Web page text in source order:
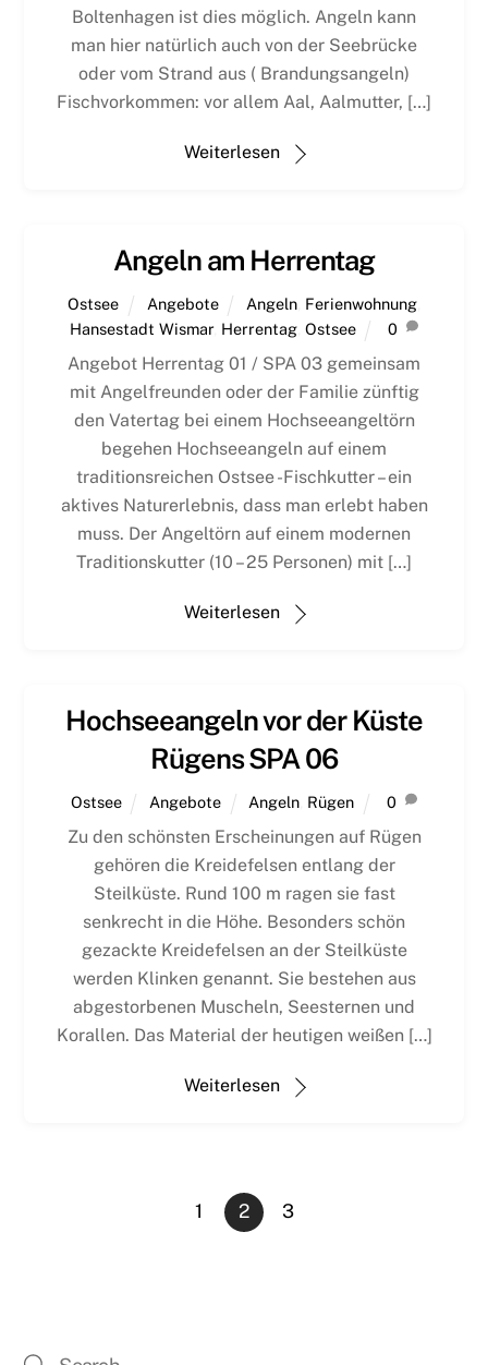
Boltenhagen ist dies möglich. Angeln kann
man hier natürlich auch von der Seebrücke
oder vom Strand aus ( Brandungsangeln)
Fischvorkommen: vor allem Aal, Aalmutter, […]
Weiterlesen
Angeln am Herrentag
Ostsee Angebote Angeln, Ferienwohnung,
Hansestadt Wismar, Herrentag, Ostsee 0
Angebot Herrentag 01 / SPA 03 gemeinsam
mit Angelfreunden oder der Familie zünftig
den Vatertag bei einem Hochseeangeltörn
begehen Hochseeangeln auf einem
traditionsreichen Ostsee -Fischkutter – ein
aktives Naturerlebnis, dass man erlebt haben
muss. Der Angeltörn auf einem modernen
Traditionskutter (10 – 25 Personen) mit […]
Weiterlesen
Hochseeangeln vor der Küste
Rügens SPA 06
Ostsee Angebote Angeln Rügen 0
Zu den schönsten Erscheinungen auf Rügen
gehören die Kreidefelsen entlang der
Steilküste. Rund 100 m ragen sie fast
senkrecht in die Höhe. Besonders schön
gezackte Kreidefelsen an der Steilküste
werden Klinken genannt. Sie bestehen aus
abgestorbenen Muscheln, Seesternen und
Korallen. Das Material der heutigen weißen […]
Weiterlesen
1 2 3